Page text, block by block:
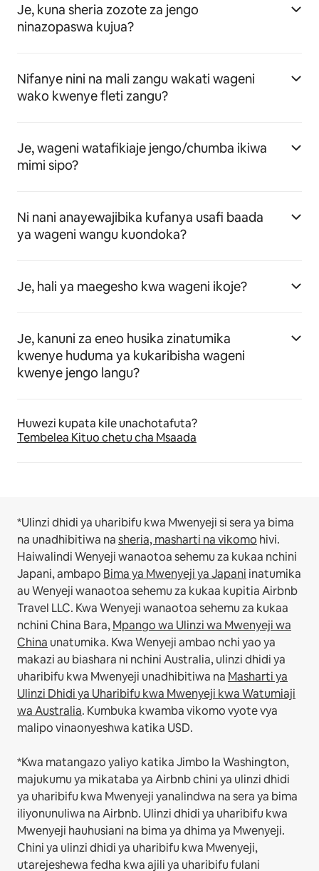
Je, kuna sheria zozote za jengo
ninazopaswa kujua?
Nifanye nini na mali zangu wakati wageni
wako kwenye fleti zangu?
Je, wageni watafikiaje jengo/chumba ikiwa
mimi sipo?
Ni nani anayewajibika kufanya usafi baada
ya wageni wangu kuondoka?
Je, hali ya maegesho kwa wageni ikoje?
Je, kanuni za eneo husika zinatumika
kwenye huduma ya kukaribisha wageni
kwenye jengo langu?
Huwezi kupata kile unachotafuta?
Tembelea Kituo chetu cha Msaada
*Ulinzi dhidi ya uharibifu kwa Mwenyeji si sera ya bima
na unadhibitiwa nasheria, masharti na vikomo hivi.
Haiwalindi Wenyeji wanaotoa sehemu za kukaa nchini
Japani, ambapo Bima ya Mwenyeji ya Japani inatumika
au Wenyeji wanaotoa sehemu za kukaa kupitia Airbnb
Travel LLC. Kwa Wenyeji wanaotoa sehemu za kukaa
nchini China Bara,Mpango wa Ulinzi wa Mwenyeji wa
China unatumika. Kwa Wenyeji ambao nchi yao ya
makazi au biashara ni nchini Australia, ulinzi dhidi ya
uharibifu kwa Mwenyeji unadhibitiwa na Masharti ya
Ulinzi Dhidi ya Uharibifu kwa Mwenyeji kwa Watumiaji
wa Australia. Kumbuka kwamba vikomo vyote vya
malipo vinaonyeshwa katika USD.
*Kwa matangazo yaliyo katika Jimbo la Washington,
majukumu ya mikataba ya Airbnb chini ya ulinzi dhidi
ya uharibifu kwa Mwenyeji yanalindwa na sera ya bima
iliyonunuliwa na Airbnb. Ulinzi dhidi ya uharibifu kwa
Mwenyeji hauhusiani na bima ya dhima ya Mwenyeji.
Chini ya ulinzi dhidi ya uharibifu kwa Mwenyeji,
utarejeshewa fedha kwa ajili ya uharibifu fulani